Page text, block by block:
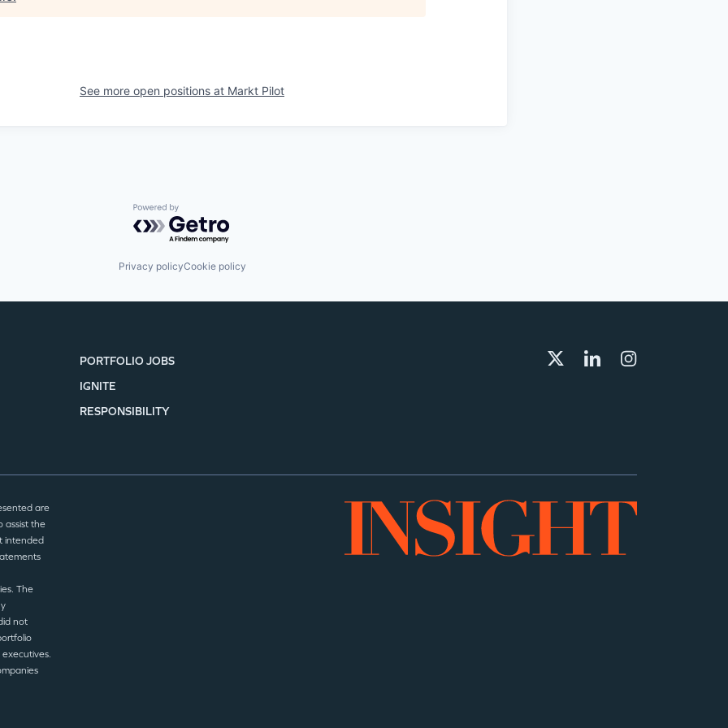
See more open positions at Markt Pilot
Powered by Getro.com
Privacy policyCookie policy
PORTFOLIO JOBS
IGNITE
RESPONSIBILITY
are
assist the
intended
The
not